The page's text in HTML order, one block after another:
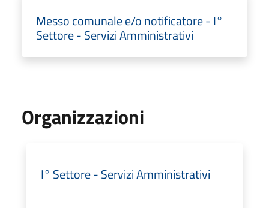
Messo comunale e/o notificatore - I°
Settore - Servizi Amministrativi
Organizzazioni
I° Settore - Servizi Amministrativi